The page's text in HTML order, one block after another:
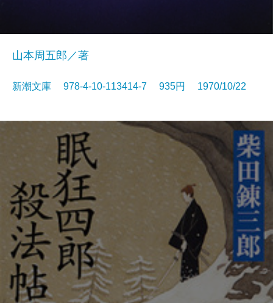
山本周五郎／著
新潮文庫 978-4-10-113414-7 935円 1970/10/22